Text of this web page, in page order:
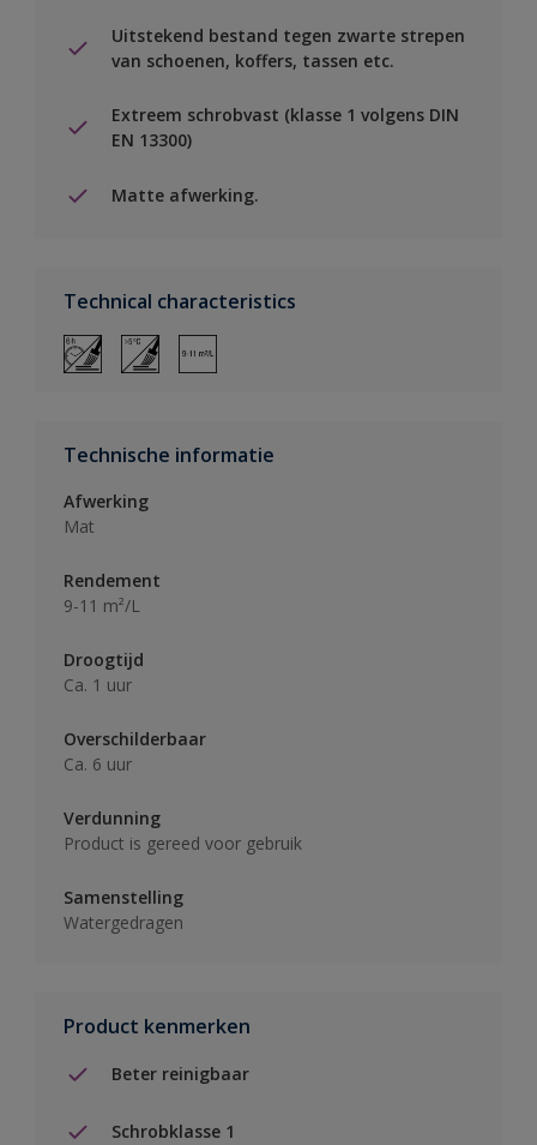
Uitstekend bestand tegen zwarte strepen
van schoenen, koffers, tassen etc.
Extreem schrobvast (klasse 1 volgens DIN
EN 13300)
Matte afwerking.
Technical characteristics
Technische informatie
Afwerking
Mat
Rendement
9-11 m²/L
Droogtijd
Ca. 1 uur
Overschilderbaar
Ca. 6 uur
Verdunning
Product is gereed voor gebruik
Samenstelling
Watergedragen
Product kenmerken
Beter reinigbaar
Schrobklasse 1